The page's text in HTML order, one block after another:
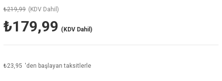
₺219,99 (KDV Dahil)
₺179,99 (KDV Dahil)
₺23,95 'den başlayan taksitlerle